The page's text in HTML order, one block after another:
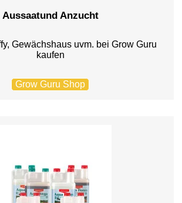
Aussaatund Anzucht
Gewächshaus uvm. bei Grow Guru
kaufen
Grow Guru Shop